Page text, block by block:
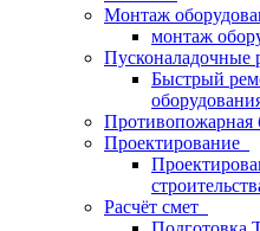
Монтаж
монтаж
Пусконаладочные
Быстрый
Противопожарная
Проектирование
Расчёт смет